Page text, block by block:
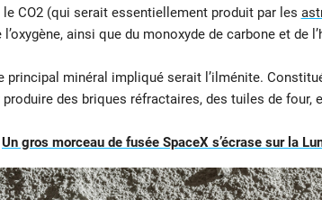
CO2 (qui serait essentiellement produit par les
l’oxygène, ainsi que du monoxyde de carbone et de
principal minéral impliqué serait l’ilménite.
des briques réfractaires, des tuiles de four,
Un gros morceau de fusée SpaceX s’écrase sur la